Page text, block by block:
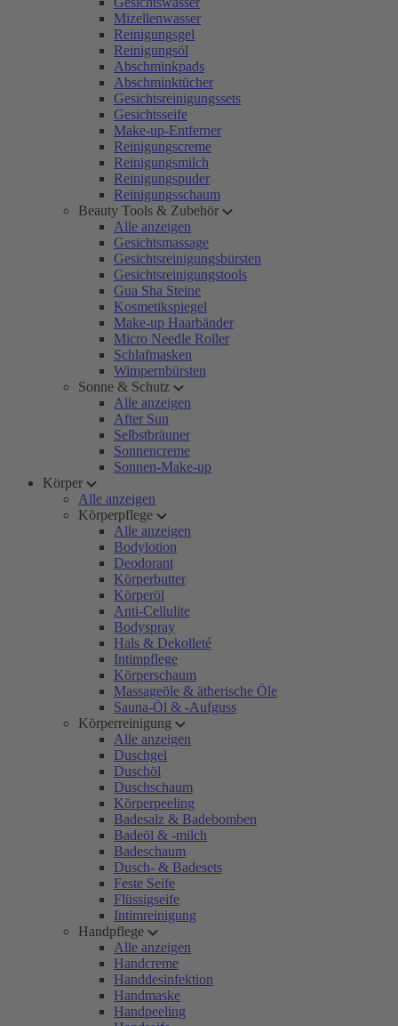
Mizellenwasser
Reinigungsgel
Reinigungsöl
Abschminkpads
Abschminktücher
Gesichtsreinigungssets
Gesichtsseife
Make-up-Entferner
Reinigungscreme
Reinigungsmilch
Reinigungspuder
Reinigungsschaum
Beauty Tools & Zubehör
Alle anzeigen
Gesichtsmassage
Gesichtsreinigungsbürsten
Gesichtsreinigungstools
Gua Sha Steine
Kosmetikspiegel
Make-up Haarbänder
Micro Needle Roller
Schlafmasken
Wimpernbürsten
Sonne & Schutz
Alle anzeigen
After Sun
Selbstbräuner
Sonnencreme
Sonnen-Make-up
Körper
Alle anzeigen
Körperpflege
Alle anzeigen
Bodylotion
Deodorant
Körperbutter
Körperöl
Anti-Cellulite
Bodyspray
Hals & Dekolleté
Intimpflege
Körperschaum
Massageöle & ätherische Öle
Sauna-Öl & -Aufguss
Körperreinigung
Alle anzeigen
Duschgel
Duschöl
Duschschaum
Körperpeeling
Badesalz & Badebomben
Badeöl & -milch
Badeschaum
Dusch- & Badesets
Feste Seife
Flüssigseife
Intimreinigung
Handpflege
Alle anzeigen
Handcreme
Handdesinfektion
Handmaske
Handpeeling